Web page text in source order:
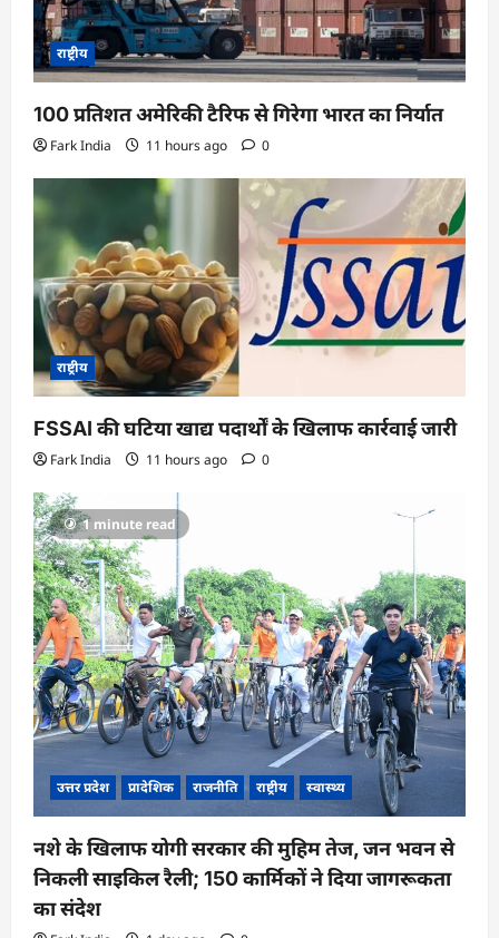
राष्ट्रीय
100 प्रतिशत अमेरिकी टैरिफ से गिरेगा भारत का निर्यात
Fark India 11 hours ago 0
राष्ट्रीय
FSSAI की घटिया खाद्य पदार्थों के खिलाफ कार्रवाई जारी
Fark India 11 hours ago 0
1 minute read
उत्तर प्रदेश प्रादेशिक राजनीति राष्ट्रीय स्वास्थ्य
नशे के खिलाफ योगी सरकार की मुहिम तेज, जन भवन से
निकली साइकिल रैली; 150 कार्मिकों ने दिया जागरूकता
का संदेश